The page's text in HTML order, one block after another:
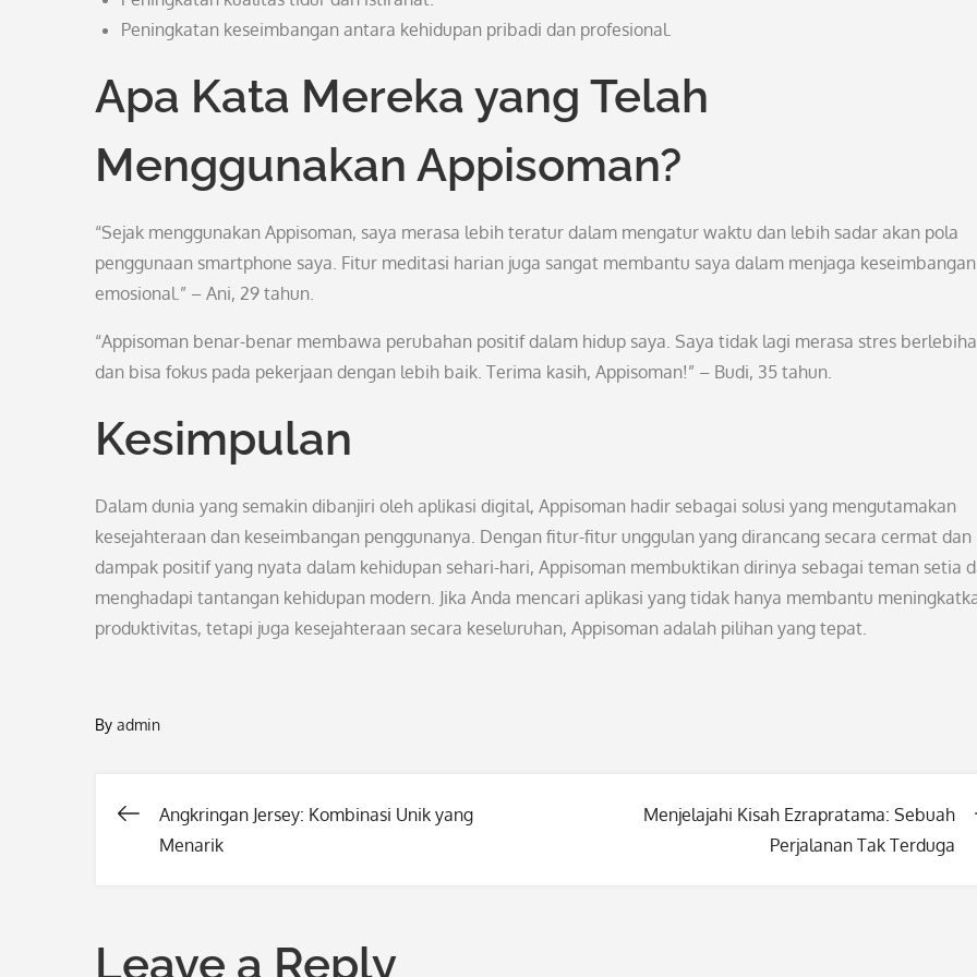
Peningkatan keseimbangan antara kehidupan pribadi dan profesional.
Apa Kata Mereka yang Telah
Menggunakan Appisoman?
“Sejak menggunakan Appisoman, saya merasa lebih teratur dalam mengatur waktu dan lebih sadar akan pola
penggunaan smartphone saya. Fitur meditasi harian juga sangat membantu saya dalam menjaga keseimbangan
emosional.” – Ani, 29 tahun.
“Appisoman benar-benar membawa perubahan positif dalam hidup saya. Saya tidak lagi merasa stres
dan bisa fokus pada pekerjaan dengan lebih baik. Terima kasih, Appisoman!” – Budi, 35 tahun.
Kesimpulan
Dalam dunia yang semakin dibanjiri oleh aplikasi digital, Appisoman hadir sebagai solusi yang mengutamakan
kesejahteraan dan keseimbangan penggunanya. Dengan fitur-fitur unggulan yang dirancang secara cermat dan
dampak positif yang nyata dalam kehidupan sehari-hari, Appisoman membuktikan dirinya sebagai teman setia
menghadapi tantangan kehidupan modern. Jika Anda mencari aplikasi yang tidak hanya membantu
produktivitas, tetapi juga kesejahteraan secara keseluruhan, Appisoman adalah pilihan yang tepat.
By admin
Post
Angkringan Jersey: Kombinasi Unik yang
Menarik
Menjelajahi Kisah Ezrapratama: Sebuah
Perjalanan Tak Terduga
Leave a Reply